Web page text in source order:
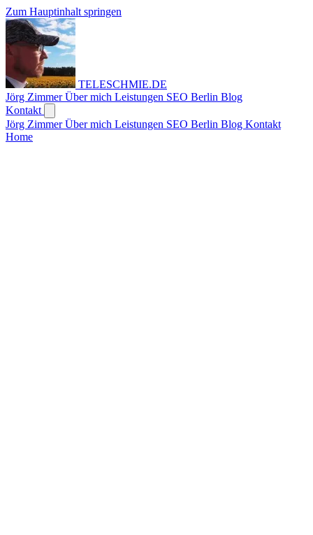
Zum Hauptinhalt springen
TELESCHMIE.DE
Jörg ZimmerÜber mich Leistungen SEO Berlin Blog
Kontakt
Jörg ZimmerÜber mich Leistungen SEO Berlin Blog Kontakt
Home